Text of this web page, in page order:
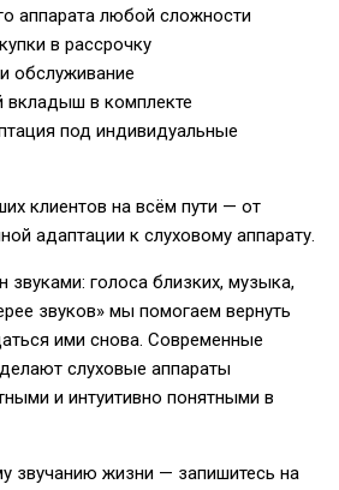
аппарата любой сложности
в рассрочку
обслуживание
вкладыш в комплекте
под индивидуальные
клиентов на всём пути — от
адаптации к слуховому аппарату.
голоса близких, музыка,
звуков» мы помогаем вернуть
ими снова. Современные
слуховые аппараты
и интуитивно понятными в
звучанию жизни — запишитесь на